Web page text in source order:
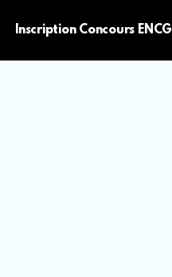
Inscription Concours ENCG